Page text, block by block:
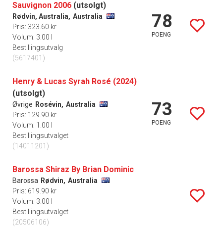
Sauvignon 2006 (utsolgt)
Rødvin, Australia, Australia
Pris: 323.60 kr
Volum: 3.00 l
Bestillingsutvalg
(5617401)
78
POENG
Henry & Lucas Syrah Rosé (2024)
(utsolgt)
Øvrige Rosévin, Australia
Pris: 129.90 kr
Volum: 1.00 l
Bestillingsutvalget
(14011201)
73
POENG
Barossa Shiraz By Brian Dominic
Barossa Rødvin, Australia
Pris: 619.90 kr
Volum: 3.00 l
Bestillingsutvalget
(20506106)